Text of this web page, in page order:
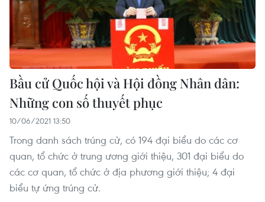
Bầu cử Quốc hội và Hội đồng Nhân dân:
Những con số thuyết phục
10/06/2021 13:50
Trong danh sách trúng cử, có 194 đại biểu do các cơ
quan, tổ chức ở trung ương giới thiệu, 301 đại biểu do
các cơ quan, tổ chức ở địa phương giới thiệu; 4 đại
biểu tự ứng trúng cử.